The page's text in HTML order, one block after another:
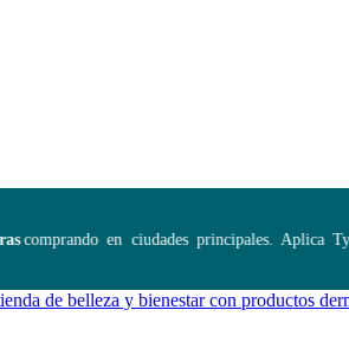
comprando en ciudades principales. Aplica TyC